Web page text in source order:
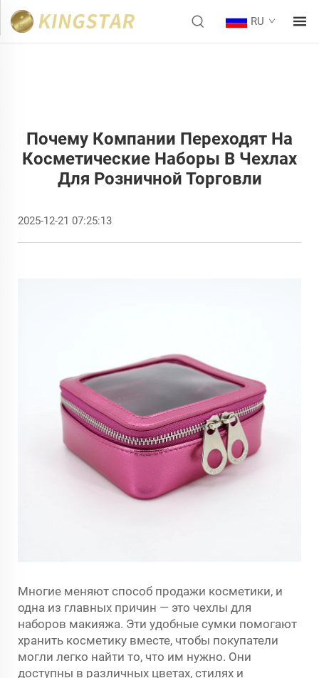
RU
Почему Компании Переходят На
Косметические Наборы В Чехлах
Для Розничной Торговли
2025-12-21 07:25:13
Многие меняют способ продажи косметики, и
одна из главных причин — это чехлы для
наборов макияжа. Эти удобные сумки помогают
хранить косметику вместе, чтобы покупатели
могли легко найти то, что им нужно. Они
доступны в различных цветах, стилях и